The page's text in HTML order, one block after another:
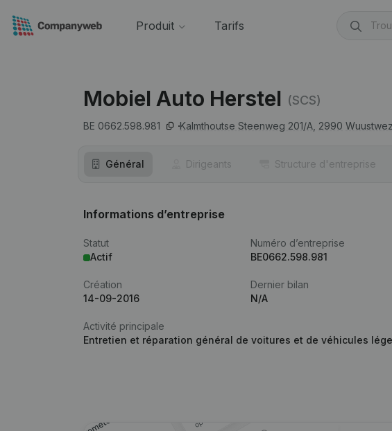
Produit Tarifs
Mobiel Auto Herstel (SCS)
BE 0662.598.981 Kalmthoutse Steenweg 201/A, 2990
Général Dirigeants Structure d'entreprise
Informations d’entreprise
Statut
Actif
Numéro d’entreprise
BE0662.598.981
Création
14-09-2016
Dernier bilan
N/A
Activité principale
Entretien et réparation général de voitures et de véhicules